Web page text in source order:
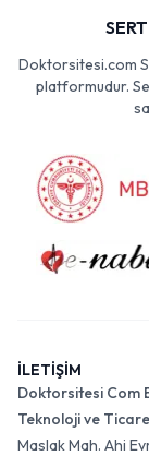
Doktorsitesi.com
platformudur.
İLETİŞİM
Doktorsitesi Com
Teknoloji ve
Maslak Mah. Ahi